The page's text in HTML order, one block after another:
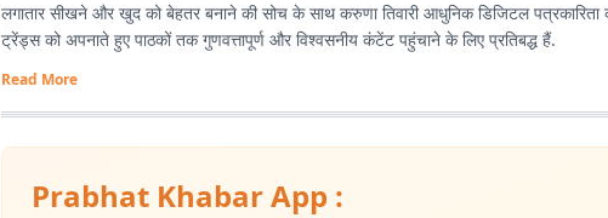
लगातार सीखने और खुद को बेहतर बनाने की सोच के साथ करुणा तिवारी आधुनिक डिजिटल
ट्रेंड्स को अपनाते हुए पाठकों तक गुणवत्तापूर्ण और विश्वसनीय कंटेंट पहुंचाने के लिए प्रतिबद्ध हैं.
Read More
Prabhat Khabar App :